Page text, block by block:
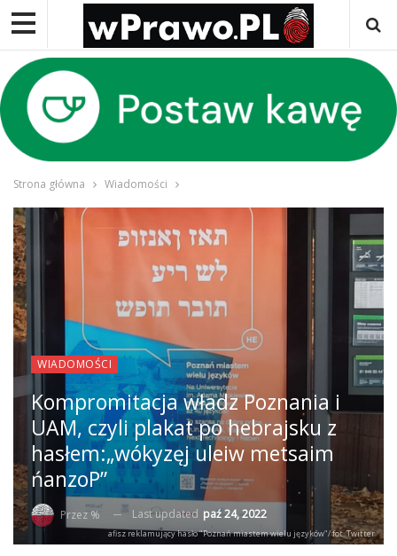
Strona główna Wiadomości
WIADOMOŚCI
Kompromitacja władz Poznania i
UAM, czyli plakat po hebrajsku z
hasłem:„wókyzęj uleiw metsaim
ńanzoP”
Przez % Last updated paź 24, 2022
afisz reklamujący hasło "Poznań miastem wielu języków"/ fot. Twitter